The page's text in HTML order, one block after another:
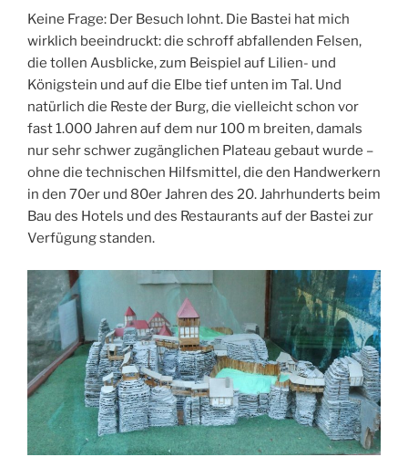
Keine Frage: Der Besuch lohnt. Die Bastei hat mich
wirklich beeindruckt: die schroff abfallenden Felsen,
die tollen Ausblicke, zum Beispiel auf Lilien- und
Königstein und auf die Elbe tief unten im Tal. Und
natürlich die Reste der Burg, die vielleicht schon vor
fast 1.000 Jahren auf dem nur 100 m breiten, damals
nur sehr schwer zugänglichen Plateau gebaut wurde –
ohne die technischen Hilfsmittel, die den Handwerkern
in den 70er und 80er Jahren des 20. Jahrhunderts beim
Bau des Hotels und des Restaurants auf der Bastei zur
Verfügung standen.